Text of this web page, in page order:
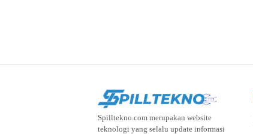
Spilltekno.com merupakan website
teknologi yang selalu update informasi